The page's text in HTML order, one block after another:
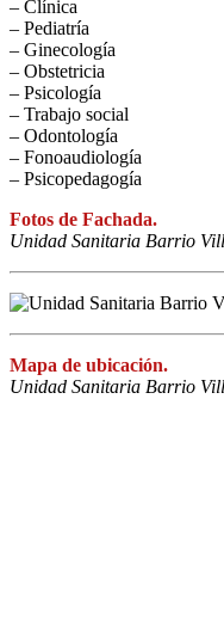
– Clínica
– Pediatría
– Ginecología
– Obstetricia
– Psicología
– Trabajo social
– Odontología
– Fonoaudiología
– Psicopedagogía
Fotos de Fachada.
Unidad Sanitaria Barrio
Mapa de ubicación.
Unidad Sanitaria Barrio